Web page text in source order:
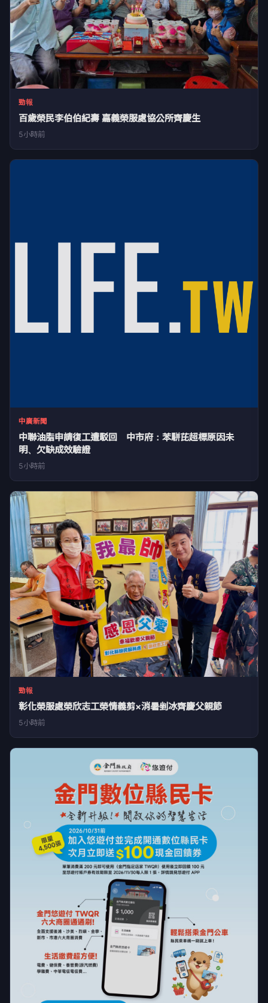
勁報
百歲榮民李伯伯紀壽 嘉義榮服處協公所齊慶生
5小時前
中廣新聞
中聯油脂申請復工遭駁回 中市府：苯駢芘超標原因未
明、欠缺成效驗證
5小時前
勁報
彰化榮服處榮欣志工榮情義剪×消暑剉冰齊慶父親節
5小時前